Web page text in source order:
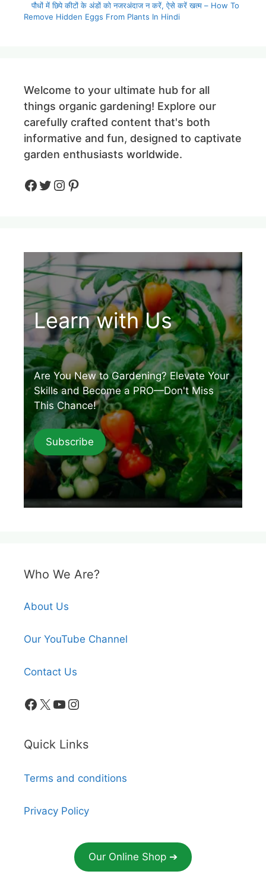
पौधों में छिपे कीटों के अंडों को नजरअंदाज न करें, ऐसे करें खत्म – How To
Remove Hidden Eggs From Plants In Hindi
Welcome to your ultimate hub for all
things organic gardening! Explore our
carefully crafted content that's both
informative and fun, designed to captivate
garden enthusiasts worldwide.
Facebook
Twitter
Instagram
Pinteres
Learn with Us
Are You New to Gardening? Elevate Your
Skills and Become a PRO—Don't Miss
This Chance!
Subscribe
Who We Are?
About Us
Our YouTube Channel
Contact Us
Facebook
X YouTube
Instagram
Quick Links
Terms and conditions
Privacy Policy
Our Online Shop ➔